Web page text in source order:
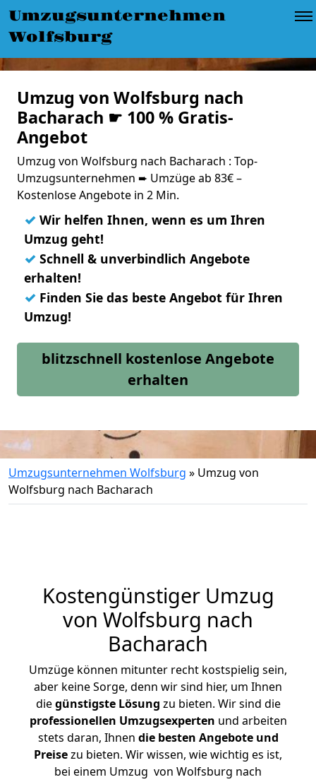
Umzugsunternehmen
Wolfsburg
Umzug von Wolfsburg nach
Bacharach ☛ 100 % Gratis-
Angebot
Umzug von Wolfsburg nach Bacharach : Top-
Umzugsunternehmen ➨ Umzüge ab 83€ –
Kostenlose Angebote in 2 Min.
✓ Wir helfen Ihnen, wenn es um Ihren
Umzug geht!
✓ Schnell & unverbindlich Angebote
erhalten!
✓ Finden Sie das beste Angebot für Ihren
Umzug!
blitzschnell kostenlose Angebote
erhalten
Umzugsunternehmen Wolfsburg » Umzug von
Wolfsburg nach Bacharach
Kostengünstiger Umzug
von Wolfsburg nach
Bacharach
Umzüge können mitunter recht kostspielig sein,
aber keine Sorge, denn wir sind hier, um Ihnen
diegünstigste Lösung zu bieten. Wir sind die
professionellen Umzugsexperten und arbeiten
stets daran, Ihnen die besten Angebote und
Preisezu bieten. Wir wissen, wie wichtig es ist,
bei einem Umzug von Wolfsburg nach